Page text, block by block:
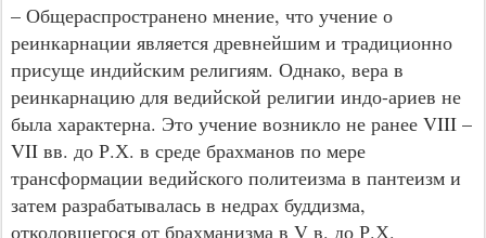
– Общераспространено мнение, что учение о
реинкарнации является древнейшим и традиционно
присуще индийским религиям. Однако, вера в
реинкарнацию для ведийской религии индо-ариев не
была характерна. Это учение возникло не ранее VIII –
VII вв. до Р.Х. в среде брахманов по мере
трансформации ведийского политеизма в пантеизм и
затем разрабатывалась в недрах буддизма,
отколовшегося от брахманизма в V в. до Р.Х.